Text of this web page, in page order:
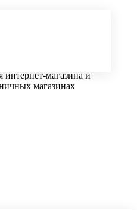
интернет-магазина и
магазинах